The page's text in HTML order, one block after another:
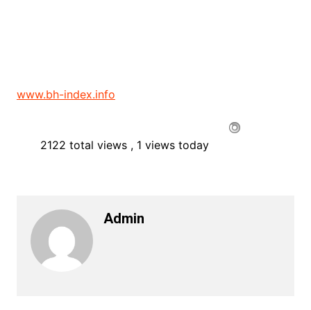
www.bh-index.info
2122 total views , 1 views today
Admin